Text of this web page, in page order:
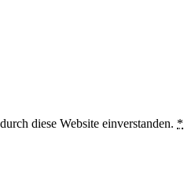
diese Website einverstanden. *